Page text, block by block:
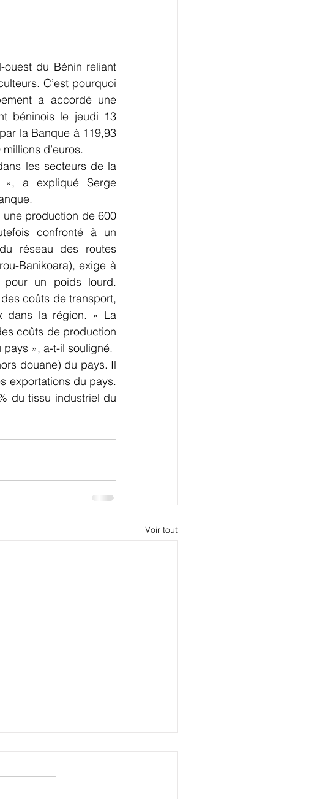
du Bénin reliant
C’est pourquoi
a accordé une
béninois le jeudi 13
la Banque à 119,93
d’euros.
les secteurs de la
», a expliqué Serge
production de 600
confronté à un
réseau des routes
Banikoara), exige à
pour un poids lourd.
coûts de transport,
dans la région. « La
coûts de production
», a-t-il souligné.
douane) du pays. Il
exportations du pays.
du tissu industriel du
Voir tout